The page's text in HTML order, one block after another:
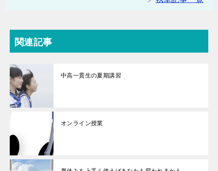
関連記事
中高一貫生の夏期講習
オンライン授業